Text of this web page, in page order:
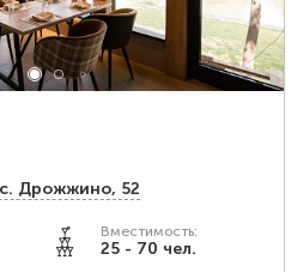
Дрожжино, 52
Вместимость:
25 - 70 чел.